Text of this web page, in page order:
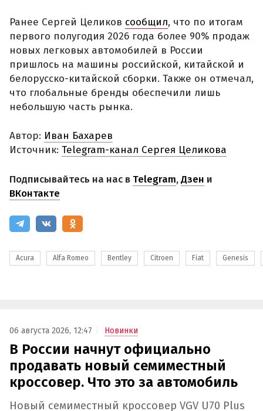
Ранее Сергей Целиков сообщил, что по итогам
первого полугодия 2026 года более 90% продаж
новых легковых автомобилей в России
пришлось на машины российской, китайской и
белорусско-китайской сборки. Также он отмечал,
что глобальные бренды обеспечили лишь
небольшую часть рынка.
Автор: Иван Бахарев
Источник: Telegram-канал Сергея Целикова
Подписывайтесь на нас в Telegram,Дзен и
ВКонтакте
Acura Alfa Romeo Bentley Citroen Fiat Genesis
06 августа 2026, 12:47 Новинки
В России начнут официально
продавать новый семиместный
кроссовер. Что это за автомобиль
Новый семиместный кроссовер VGV U70 Plus